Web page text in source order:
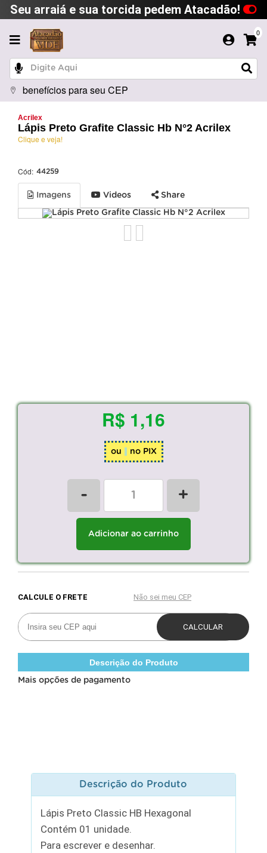
Seu arraiá e sua torcida pedem Atacadão!
0
benefícios para seu CEP
Acrilex
Lápis Preto Grafite Classic Hb N°2 Acrilex
Clique e veja!
Cód: 44259
Imagens Videos Share
R$ 1,16
ou no PIX
- +
Adicionar ao carrinho
Descrição do Produto
Mais opções de pagamento
Descrição do Produto
Lápis Preto Classic HB Hexagonal
Contém 01 unidade.
Para escrever e desenhar.